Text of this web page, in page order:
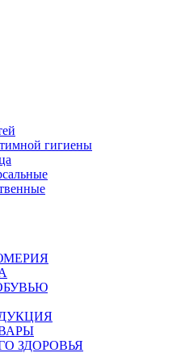
гигиены
ЗДОРОВЬЯ